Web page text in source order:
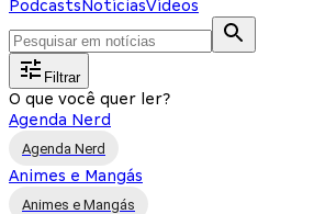
PodcastsNotíciasVídeos
Filtrar
O que você quer ler?
Agenda Nerd
Agenda Nerd
Animes e Mangás
Animes e Mangás